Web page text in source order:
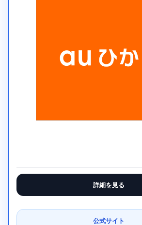
詳細を見る
公式サイト